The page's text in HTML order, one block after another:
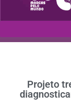
Projeto